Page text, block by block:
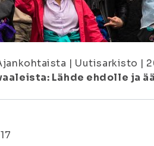
| Uutisarkisto |
Lähde ehdolle ja